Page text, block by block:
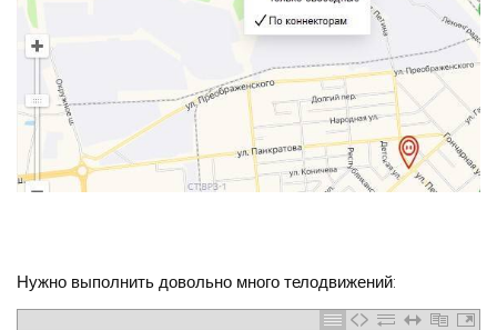
Нужно выполнить довольно много телодвижений: